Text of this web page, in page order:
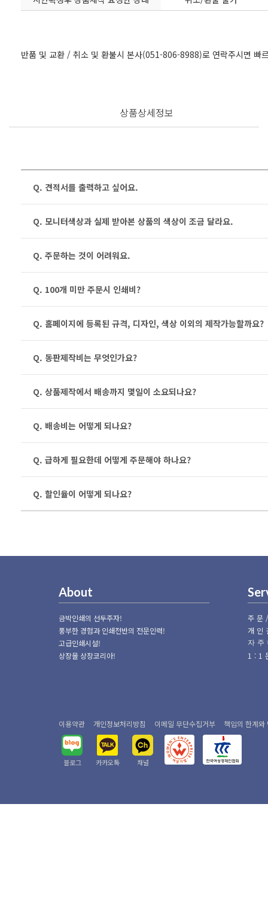
반품 및 교환 / 취소 및 환불시 본사(051-806-8988)로 연락주시면 빠
상품상세정보
Q. 견적서를 출력하고 싶어요.
Q. 모니터색상과 실제 받아본 상품의 색상이 조금 달라요.
Q. 주문하는 것이 어려워요.
Q. 100개 미만 주문시 인쇄비?
Q. 홈페이지에 등록된 규격, 디자인, 색상 이외의 제작가능할까요?
Q. 동판제작비는 무엇인가요?
Q. 상품제작에서 배송까지 몇일이 소요되나요?
Q. 배송비는 어떻게 되나요?
Q. 급하게 필요한데 어떻게 주문해야 하나요?
Q. 할인율이 어떻게 되나요?
About
금박인쇄의 선두주자!
풍부한 경험과 인쇄전반의 전문인력!
고급인쇄시설!
상장몰 상장코리아!
주
개인
자
1:1
이용약관 개인정보처리방침 이메일 무단수집거부 책임의 한계와
블로그 카카오톡 채널